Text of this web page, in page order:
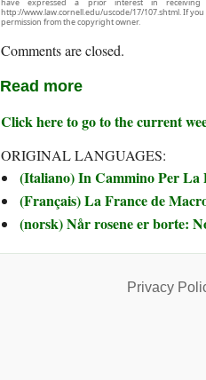
have expressed a prior interest in
http://www.law.cornell.edu/uscode/17/107.shtml. If
permission from the copyright owner.
Comments are closed.
Read more
Click here to go to the current
ORIGINAL LANGUAGES:
(Italiano) In Cammino Per La
(Français) La France de
(norsk) Når rosene er borte:
Privacy